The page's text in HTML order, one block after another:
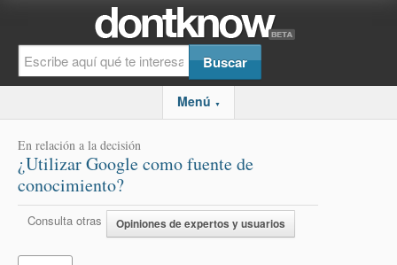
Menú ▼
En relación a la decisión
¿Utilizar Google como fuente de
conocimiento?
Consulta otras Opiniones de expertos y usuarios